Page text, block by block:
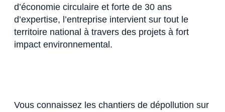
d’économie circulaire et forte de 30 ans
d’expertise, l’entreprise intervient sur tout le
territoire national à travers des projets à fort
impact environnemental.
Vous connaissez les chantiers de dépollution sur